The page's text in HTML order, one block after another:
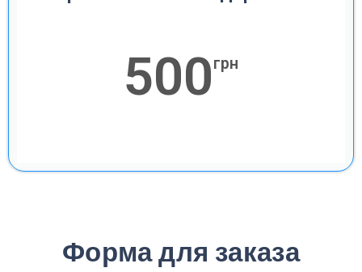
500грн
Форма для заказа